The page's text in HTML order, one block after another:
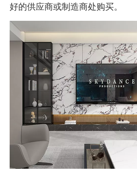
好的供应商或制造商处购买。